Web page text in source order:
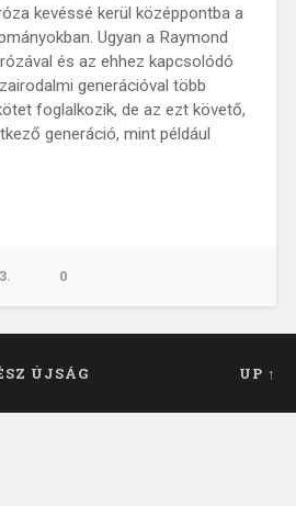
kevéssé kerül középpontba a
Ugyan a Raymond
és az ehhez kapcsolódó
generációval több
foglalkozik, de az ezt követő,
generáció, mint például
0
ÚJSÁG UP ↑